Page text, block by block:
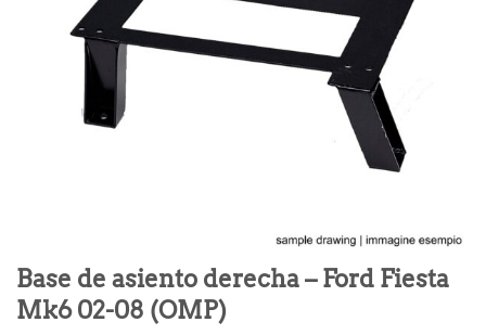
Base de asiento derecha – Ford Fiesta
Mk6 02-08 (OMP)